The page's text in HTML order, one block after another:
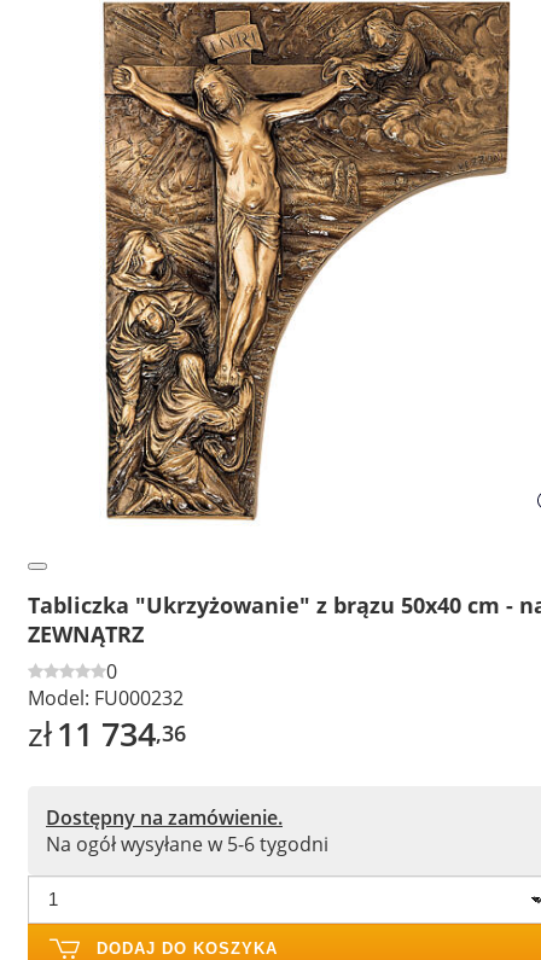
Tabliczka "Ukrzyżowanie" z brązu 50x40 cm -
ZEWNĄTRZ
0
Model: FU000232
zł11 734,36
Dostępny na zamówienie.
Na ogół wysyłane w 5-6 tygodni
DODAJ DO KOSZYKA